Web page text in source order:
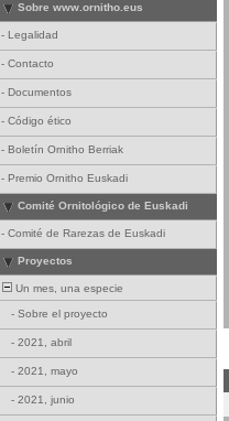
Sobre www.ornitho.eus
- Legalidad
- Contacto
- Documentos
- Código ético
- Boletín Ornitho Berriak
- Premio Ornitho Euskadi
Comité Ornitológico de Euskadi
- Comité de Rarezas de Euskadi
Proyectos
Un mes, una especie
- Sobre el proyecto
- 2021, abril
- 2021, mayo
- 2021, junio